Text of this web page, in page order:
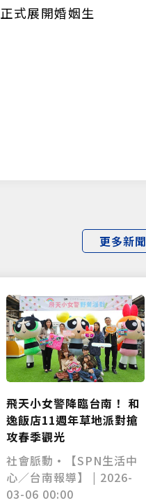
式展開婚姻生
更多新聞
飛天小女警降臨台南！ 和
逸飯店11週年草地派對搶
攻春季觀光
社會脈動•【SPN生活中
心／台南報導】 | 2026-
03-06 00:00